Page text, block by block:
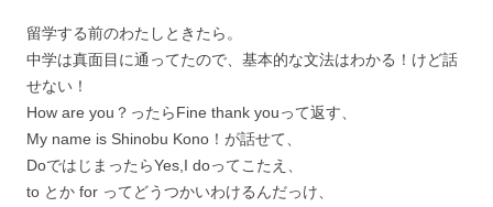
留学する前のわたしときたら。
中学は真面目に通ってたので、基本的な文法はわかる！けど話
せない！
How are you？ったらFine thank youって返す、
My name is Shinobu Kono！が話せて、
DoではじまったらYes,I doってこたえ、
to とか for ってどうつかいわけるんだっけ、